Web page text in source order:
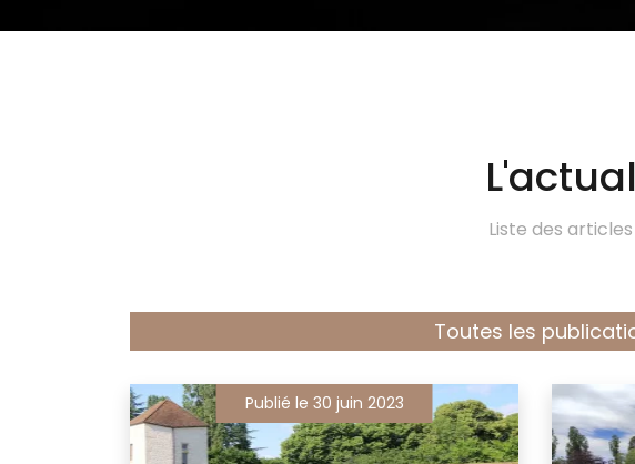
Liste des
Toutes les
Publié le 30 juin 2023